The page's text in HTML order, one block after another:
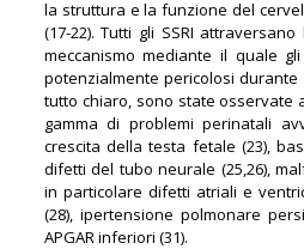
la struttura e la funzione del
(17-22). Tutti gli SSRI
meccanismo mediante il quale
potenzialmente pericolosi
tutto chiaro, sono state osservate
gamma di problemi perinatali
crescita della testa fetale (23),
difetti del tubo neurale (25,26),
in particolare difetti atriali e
(28), ipertensione polmonare
APGAR inferiori (31).